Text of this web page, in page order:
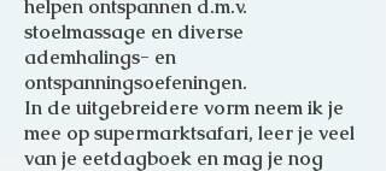
helpen ontspannen d.m.v.
stoelmassage en diverse
ademhalings- en
ontspanningsoefeningen.
In de uitgebreidere vorm neem ik je
mee op supermarktsafari, leer je veel
van je eetdagboek en mag je nog